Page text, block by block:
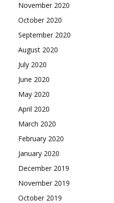
November 2020
October 2020
September 2020
August 2020
July 2020
June 2020
May 2020
April 2020
March 2020
February 2020
January 2020
December 2019
November 2019
October 2019